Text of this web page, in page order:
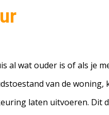
al wat ouder is of als je
van de woning,
laten uitvoeren. Dit